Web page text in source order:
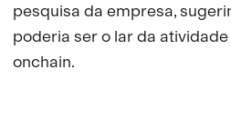
pesquisa da empresa,
poderia ser o lar da
onchain.